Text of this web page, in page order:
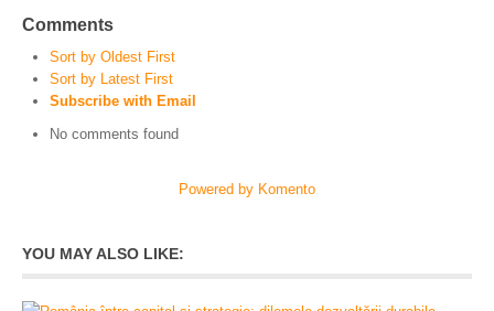
Comments
Sort by Oldest First
Sort by Latest First
Subscribe with Email
No comments found
Powered by Komento
YOU MAY ALSO LIKE: